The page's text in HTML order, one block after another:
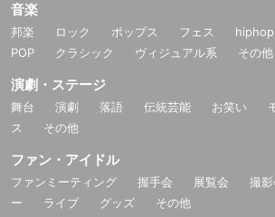
音楽
邦楽 ロック ポップス フェス hiphop
POP
クラシック ヴィジュアル系 その他
演劇・ステージ
舞台 演劇 落語 伝統芸能 お笑い
ス
その他
ファン・アイドル
ファンミーティング 握手会 展覧会 撮影
ー
ライブ グッズ その他